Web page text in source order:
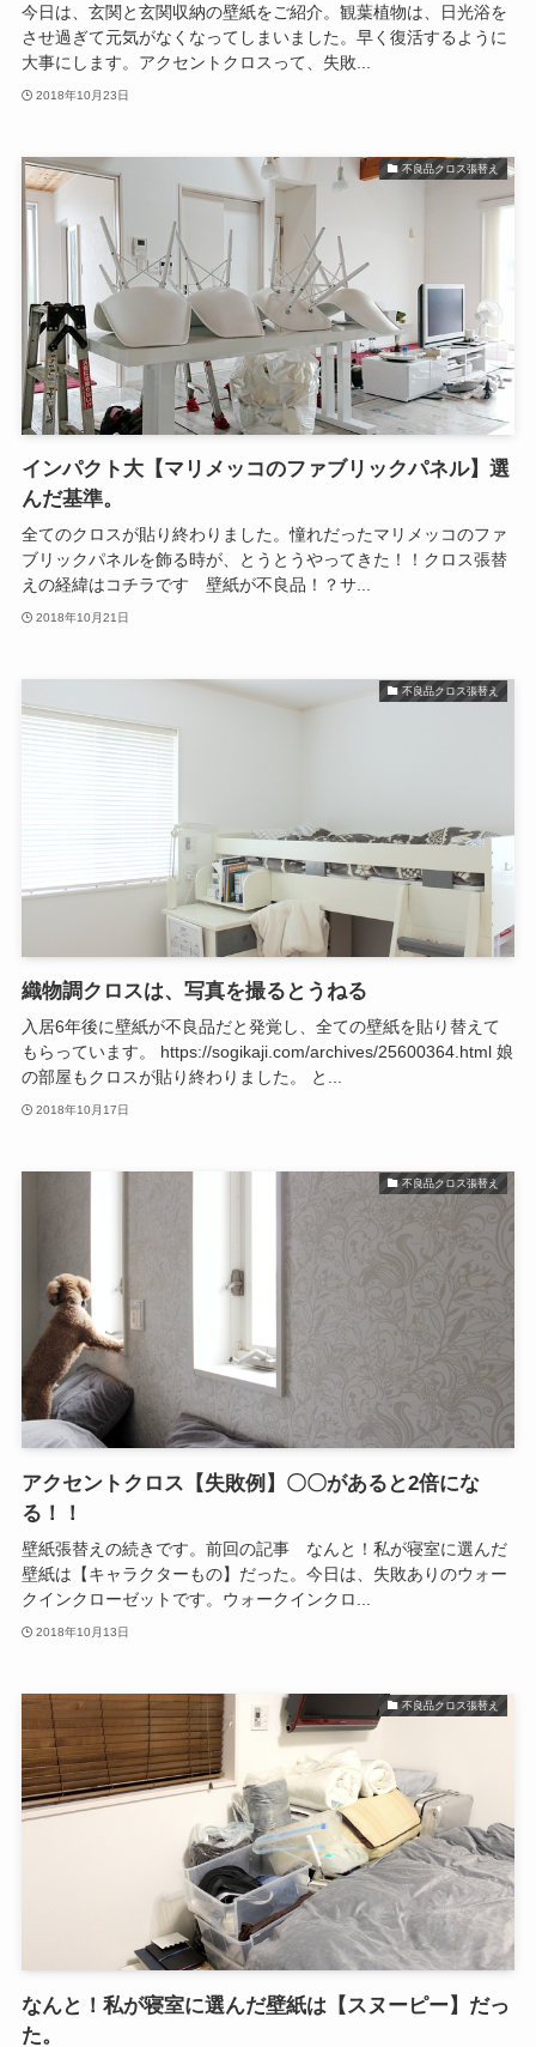
今日は、玄関と玄関収納の壁紙をご紹介。観葉植物は、日光浴を
させ過ぎて元気がなくなってしまいました。早く復活するように
大事にします。アクセントクロスって、失敗...
2018年10月23日
不良品クロス張替え
インパクト大【マリメッコのファブリックパネル】選
んだ基準。
全てのクロスが貼り終わりました。憧れだったマリメッコのファ
ブリックパネルを飾る時が、とうとうやってきた！！クロス張替
えの経緯はコチラです 壁紙が不良品！？サ...
2018年10月21日
不良品クロス張替え
織物調クロスは、写真を撮るとうねる
入居6年後に壁紙が不良品だと発覚し、全ての壁紙を貼り替えて
もらっています。 https://sogikaji.com/archives/25600364.html 娘
の部屋もクロスが貼り終わりました。 と...
2018年10月17日
不良品クロス張替え
アクセントクロス【失敗例】〇〇があると2倍にな
る！！
壁紙張替えの続きです。前回の記事 なんと！私が寝室に選んだ
壁紙は【キャラクターもの】だった。今日は、失敗ありのウォー
クインクローゼットです。ウォークインクロ...
2018年10月13日
不良品クロス張替え
なんと！私が寝室に選んだ壁紙は【スヌーピー】だっ
た。